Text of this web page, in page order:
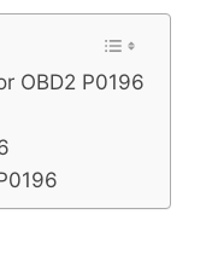
OBD2 P0196